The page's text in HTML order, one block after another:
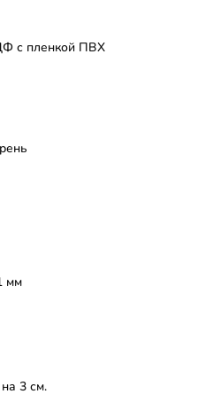
с пленкой ПВХ
мм
3 см.